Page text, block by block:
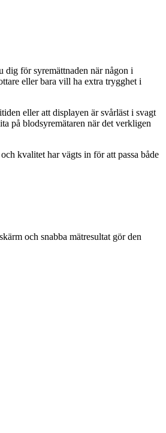
dig för syremättnaden när någon i
eller bara vill ha extra trygghet i
eller att displayen är svårläst i svagt
på blodsyremätaren när det verkligen
kvalitet har vägts in för att passa både
och snabba mätresultat gör den